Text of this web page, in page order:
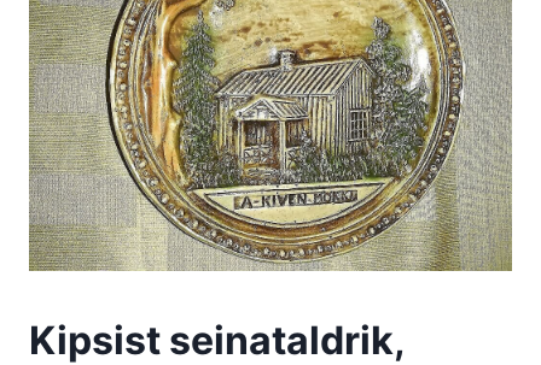
Kipsist seinataldrik,